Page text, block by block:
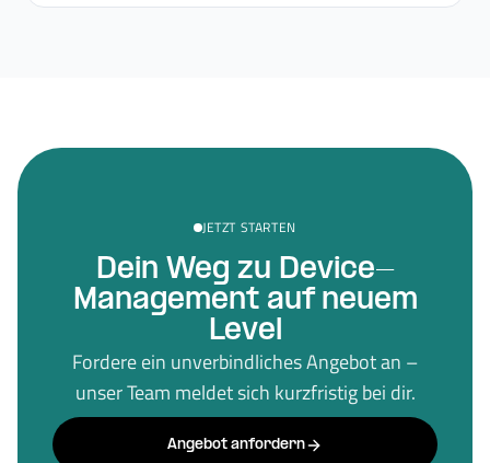
JETZT STARTEN
Dein Weg zu Device-
Management auf neuem
Level
Fordere ein unverbindliches Angebot an –
unser Team meldet sich kurzfristig bei dir.
Angebot anfordern